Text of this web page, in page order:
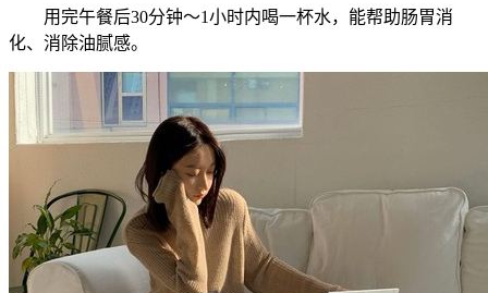
用完午餐后30分钟～1小时内喝一杯水，能帮助肠胃消
化、消除油腻感。